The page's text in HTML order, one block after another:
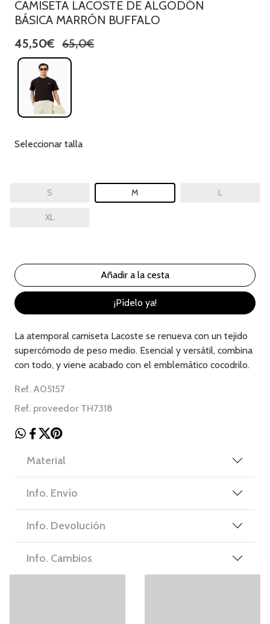
CAMISETA LACOSTE DE ALGODÓN
BÁSICA MARRÓN BUFFALO
45,50€ 65,0€
Seleccionar talla
S M L
XL
¡Pídelo ya!
La atemporal camiseta Lacoste se renueva con un tejido
supercómodo de peso medio. Esencial y versátil, combina
con todo, y viene acabado con el emblemático cocodrilo.
Ref. A05157
Ref. proveedor TH7318
Material
Info. Envío
Info. Devolución
Info. Cambios